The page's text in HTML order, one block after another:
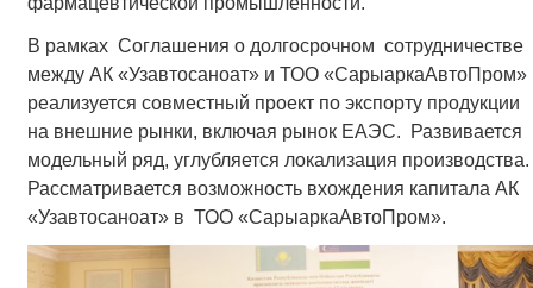
В рамках Соглашения о долгосрочном сотрудничестве
между АК «Узавтосаноат» и ТОО «СарыаркаАвтоПром»
реализуется совместный проект по экспорту продукции
на внешние рынки, включая рынок ЕАЭС. Развивается
модельный ряд, углубляется локализация производства.
Рассматривается возможность вхождения капитала АК
«Узавтосаноат» в ТОО «СарыаркаАвтоПром».